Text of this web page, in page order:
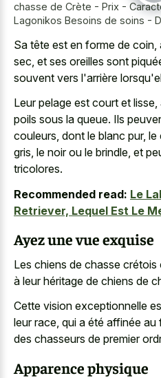
chasse de Crète - Prix -
Lagonikos Besoins de soins -
Sa tête est en forme de
sec, et ses oreilles sont
souvent vers l'arrière
Leur pelage est court et
poils sous la queue. Ils
couleurs, dont le blanc pur, le
gris, le noir ou le brindle, et
tricolores.
Recommended read: Le
Retriever, Lequel Est Le
Ayez une vue exquise
Les chiens de chasse
à leur héritage de chiens de
Cette vision exceptionnelle
leur race, qui a été affinée
des chasseurs de premier
Apparence physique